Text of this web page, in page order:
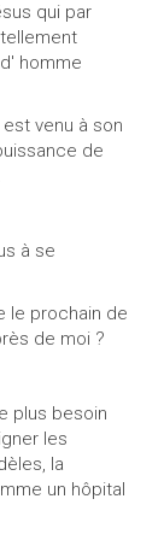
qui par
homme
venu à son
de
à se
le prochain de
de moi ?
plus besoin
les
la
un hôpital